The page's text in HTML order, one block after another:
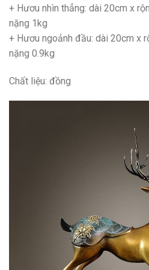
+ Hươu nhìn thẳng: dài 20cm x
nặng 1kg
+ Hươu ngoảnh đầu: dài 20cm x
nặng 0.9kg
Chất liệu: đồng